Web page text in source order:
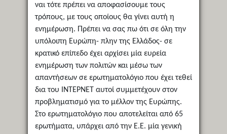
ναι τότε πρέπει να αποφασίσουμε τους
τρόπους, με τους οποίους θα γίνει αυτή η
ενημέρωση. Πρέπει να σας πω ότι σε όλη την
υπόλοιπη Ευρώπη- πλην της Ελλάδος- σε
κρατικό επίπεδο έχει αρχίσει μία ευρεία
ενημέρωση των πολιτών και μέσω των
απαντήσεων σε ερωτηματολόγιο που έχει τεθεί
δια του ΙΝΤΕΡΝΕΤ αυτοί συμμετέχουν στον
προβληματισμό για το μέλλον της Ευρώπης.
Στο ερωτηματολόγιο που αποτελείται από 65
ερωτήματα, υπάρχει από την Ε.Ε. μία γενική